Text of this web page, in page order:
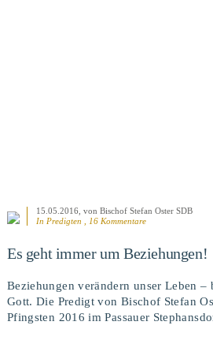
15.05.2016 , von Bischof Stefan Oster SDB
In Predigten , 16 Kommentare
Es geht immer um Beziehungen!
Beziehungen verändern unser Leben –
Gott. Die Predigt von Bischof Stefan
Pfingsten 2016 im Passauer